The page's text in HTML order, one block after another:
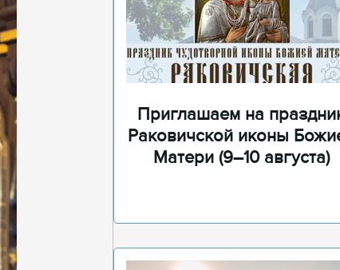
Приглашаем на
Раковичской иконы
Матери (9–10 августа)